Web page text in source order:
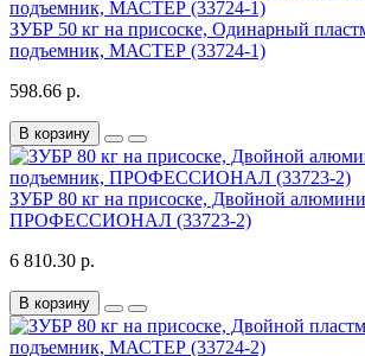
ЗУБР 50 кг на присоске, Одинарный
подъемник, МАСТЕР (33724-1)
598.66 р.
В корзину
ЗУБР 80 кг на присоске, Двойной
ПРОФЕССИОНАЛ (33723-2)
6 810.30 р.
В корзину